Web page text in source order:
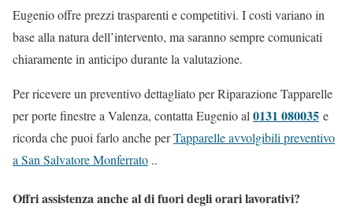
Eugenio offre prezzi trasparenti e competitivi. I costi variano in
base alla natura dell’intervento, ma saranno sempre comunicati
chiaramente in anticipo durante la valutazione.
Per ricevere un preventivo dettagliato per Riparazione Tapparelle
per porte finestre a Valenza, contatta Eugenio al 0131 080035 e
ricorda che puoi farlo anche perTapparelle avvolgibili preventivo
a San Salvatore Monferrato ..
Offri assistenza anche al di fuori degli orari lavorativi?